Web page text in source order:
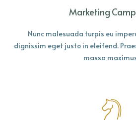
Marketing
Nunc malesuada turpis eu
dignissim eget justo in eleifend.
massa